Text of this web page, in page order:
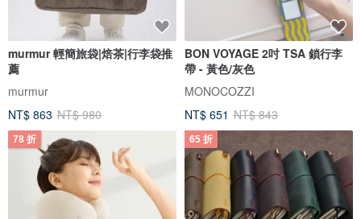
murmur 輕簡旅袋|焙茶|行李袋推
薦
murmur
NT$ 863 NT$ 980
BON VOYAGE 2吋 TSA 鎖行李
帶 - 黃色/灰色
MONOCOZZI
NT$ 651 NT$ 843
78 折 65 折